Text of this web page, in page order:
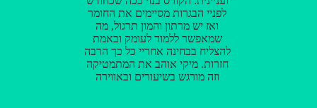
לפניי הבגרות מסיימים את החומר
ואז יש מרתון והמון תרגול, מה
שמאפשר ללמוד לעומק ובאמת
להצליח בבחינה אחריי כל כך הרבה
חזרות. מיקי אוהב את המתמטיקה
וזה מורגש בשיעורים ובאווירה